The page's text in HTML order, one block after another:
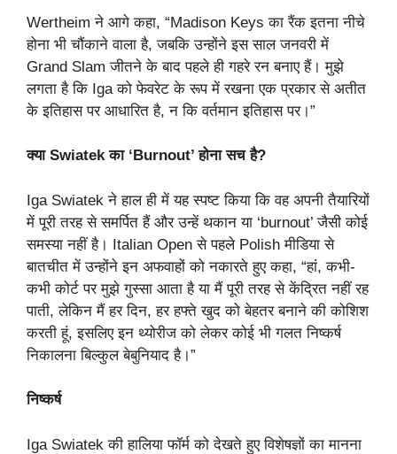
Wertheim ने आगे कहा, “Madison Keys का रैंक इतना नीचे
होना भी चौंकाने वाला है, जबकि उन्होंने इस साल जनवरी में
Grand Slam जीतने के बाद पहले ही गहरे रन बनाए हैं। मुझे
लगता है कि Iga को फेवरेट के रूप में रखना एक प्रकार से अतीत
के इतिहास पर आधारित है, न कि वर्तमान इतिहास पर।”
क्या Swiatek का ‘Burnout’ होना सच है?
Iga Swiatek ने हाल ही में यह स्पष्ट किया कि वह अपनी तैयारियों
में पूरी तरह से समर्पित हैं और उन्हें थकान या ‘burnout’ जैसी कोई
समस्या नहीं है। Italian Open से पहले Polish मीडिया से
बातचीत में उन्होंने इन अफवाहों को नकारते हुए कहा, “हां, कभी-
कभी कोर्ट पर मुझे गुस्सा आता है या मैं पूरी तरह से केंद्रित नहीं रह
पाती, लेकिन मैं हर दिन, हर हफ्ते खुद को बेहतर बनाने की कोशिश
करती हूं, इसलिए इन थ्योरीज को लेकर कोई भी गलत निष्कर्ष
निकालना बिल्कुल बेबुनियाद है।”
निष्कर्ष
Iga Swiatek की हालिया फॉर्म को देखते हुए विशेषज्ञों का मानना